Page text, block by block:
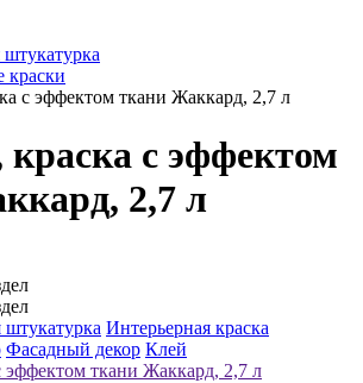
краски
с эффектом ткани Жаккард, 2,7 л
с эффектом
2,7 л
штукатурка Интерьерная краска
Фасадный декор Клей